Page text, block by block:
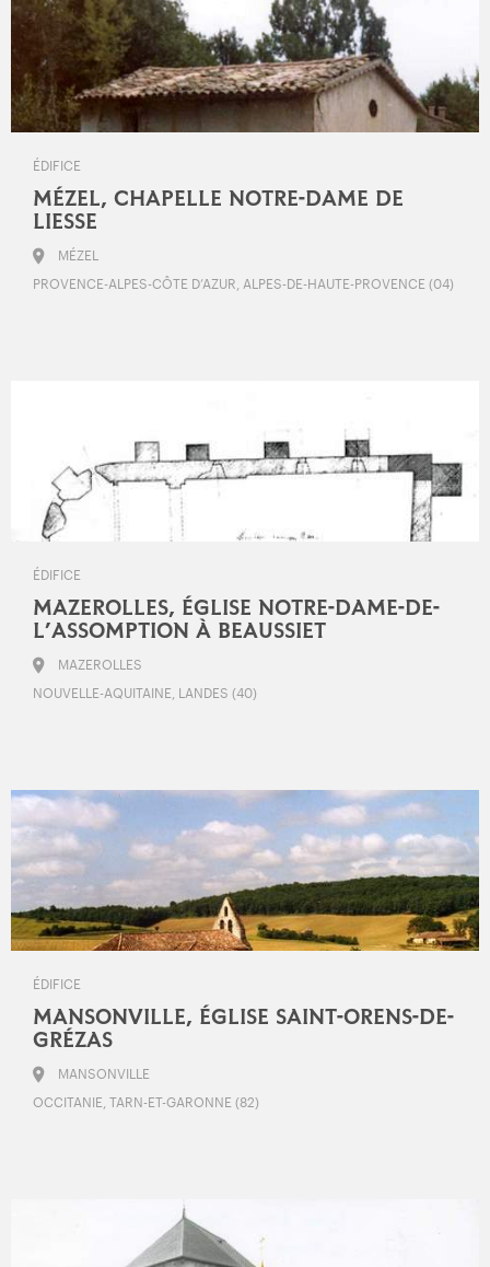
ÉDIFICE
MÉZEL, CHAPELLE NOTRE-DAME DE
LIESSE
MÉZEL
PROVENCE-ALPES-CÔTE D’AZUR, ALPES-DE-HAUTE-PROVENCE (04)
ÉDIFICE
MAZEROLLES, ÉGLISE NOTRE-DAME-DE-
L’ASSOMPTION À BEAUSSIET
MAZEROLLES
NOUVELLE-AQUITAINE, LANDES (40)
ÉDIFICE
MANSONVILLE, ÉGLISE SAINT-ORENS-DE-
GRÉZAS
MANSONVILLE
OCCITANIE, TARN-ET-GARONNE (82)